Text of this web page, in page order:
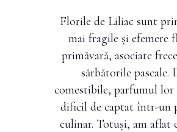
Florile de Liliac sunt
mai fragile și efemere
primăvară, asociate
sărbătorile pascale.
comestibile, parfumul lor
dificil de captat într-un
culinar. Totuși, am aflat